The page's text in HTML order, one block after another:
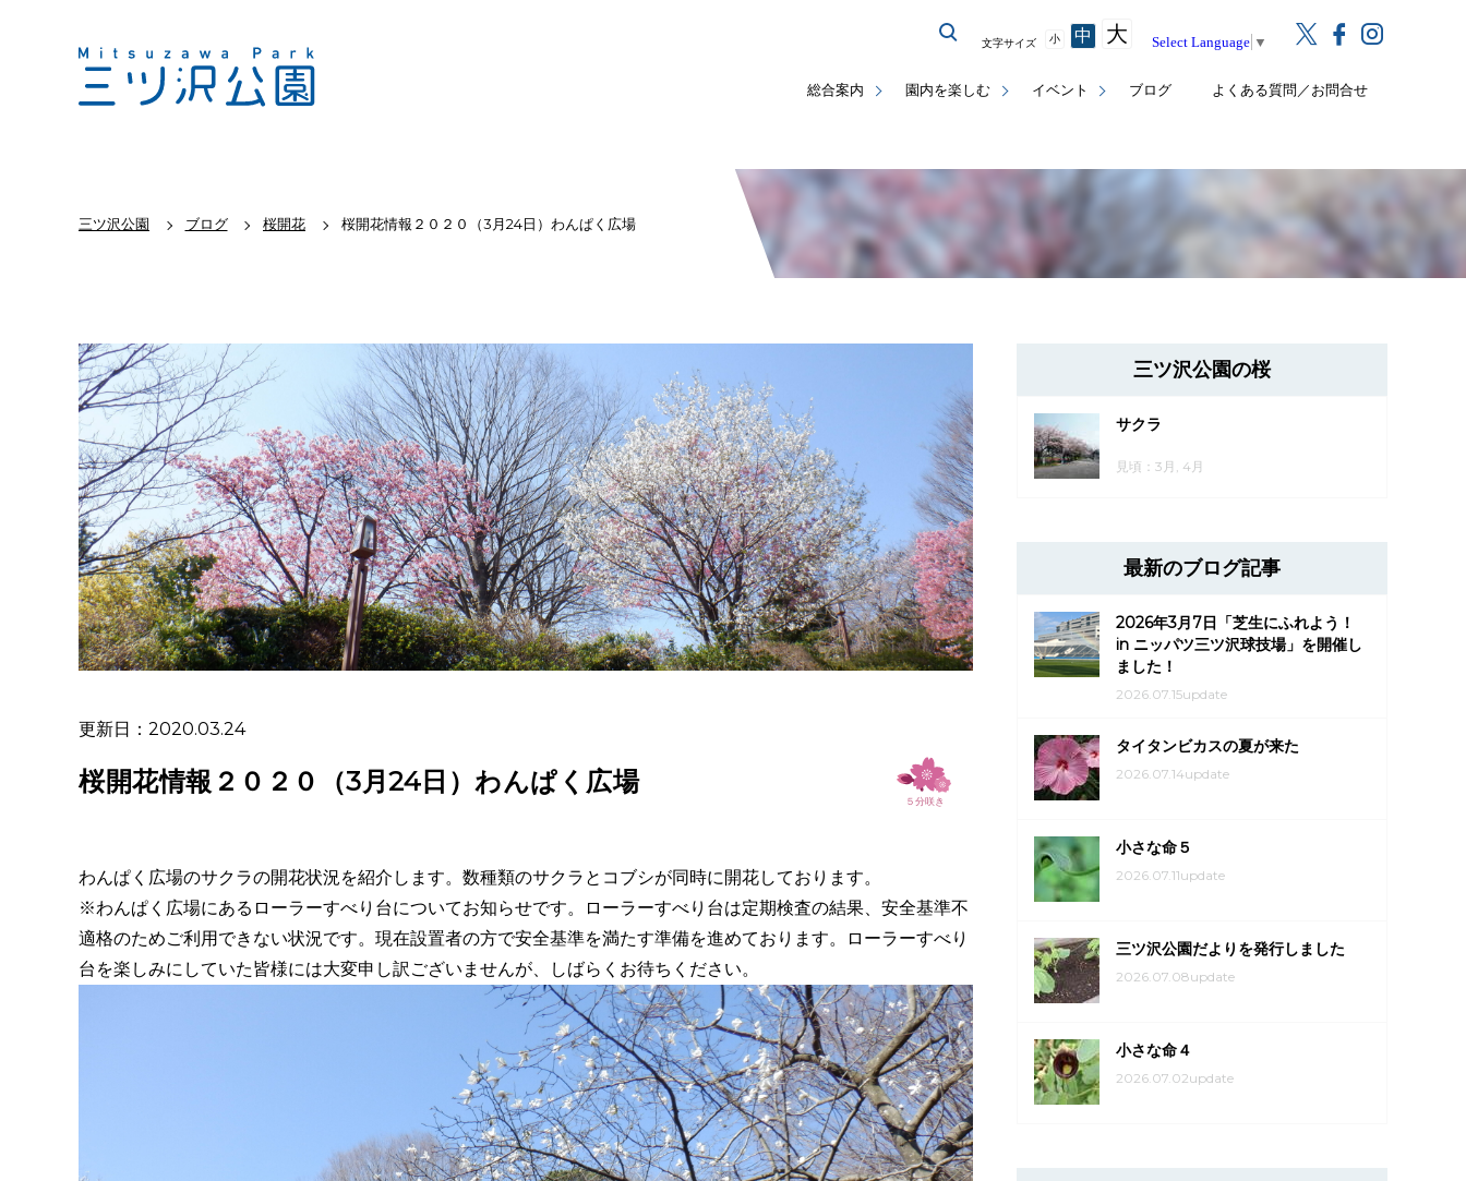
総合案内 園内を楽しむ イベント ブログ よくある質問／お問合せ
文字サイズ 小 中 大 Select Language ▼
三ツ沢公園 ブログ 桜開花 桜開花情報２０２０（3月24日）わんぱく広場
更新日：2020.03.24
桜開花情報２０２０（3月24日）わんぱく広場
わんぱく広場のサクラの開花状況を紹介します。数種類のサクラとコブシが同時に開花しております。
※わんぱく広場にあるローラーすべり台についてお知らせです。ローラーすべり台は定期検査の結果、安全基準不
適格のためご利用できない状況です。現在設置者の方で安全基準を満たす準備を進めております。ローラーすべり
台を楽しみにしていた皆様には大変申し訳ございませんが、しばらくお待ちください。
三ツ沢公園の桜
サクラ
見頃：3月, 4月
最新のブログ記事
2026年3月7日「芝生にふれよう！
in ニッパツ三ツ沢球技場」を開催し
ました！
2026.07.15update
タイタンビカスの夏が来た
2026.07.14update
小さな命５
2026.07.11update
三ツ沢公園だよりを発行しました
2026.07.08update
小さな命４
2026.07.02update